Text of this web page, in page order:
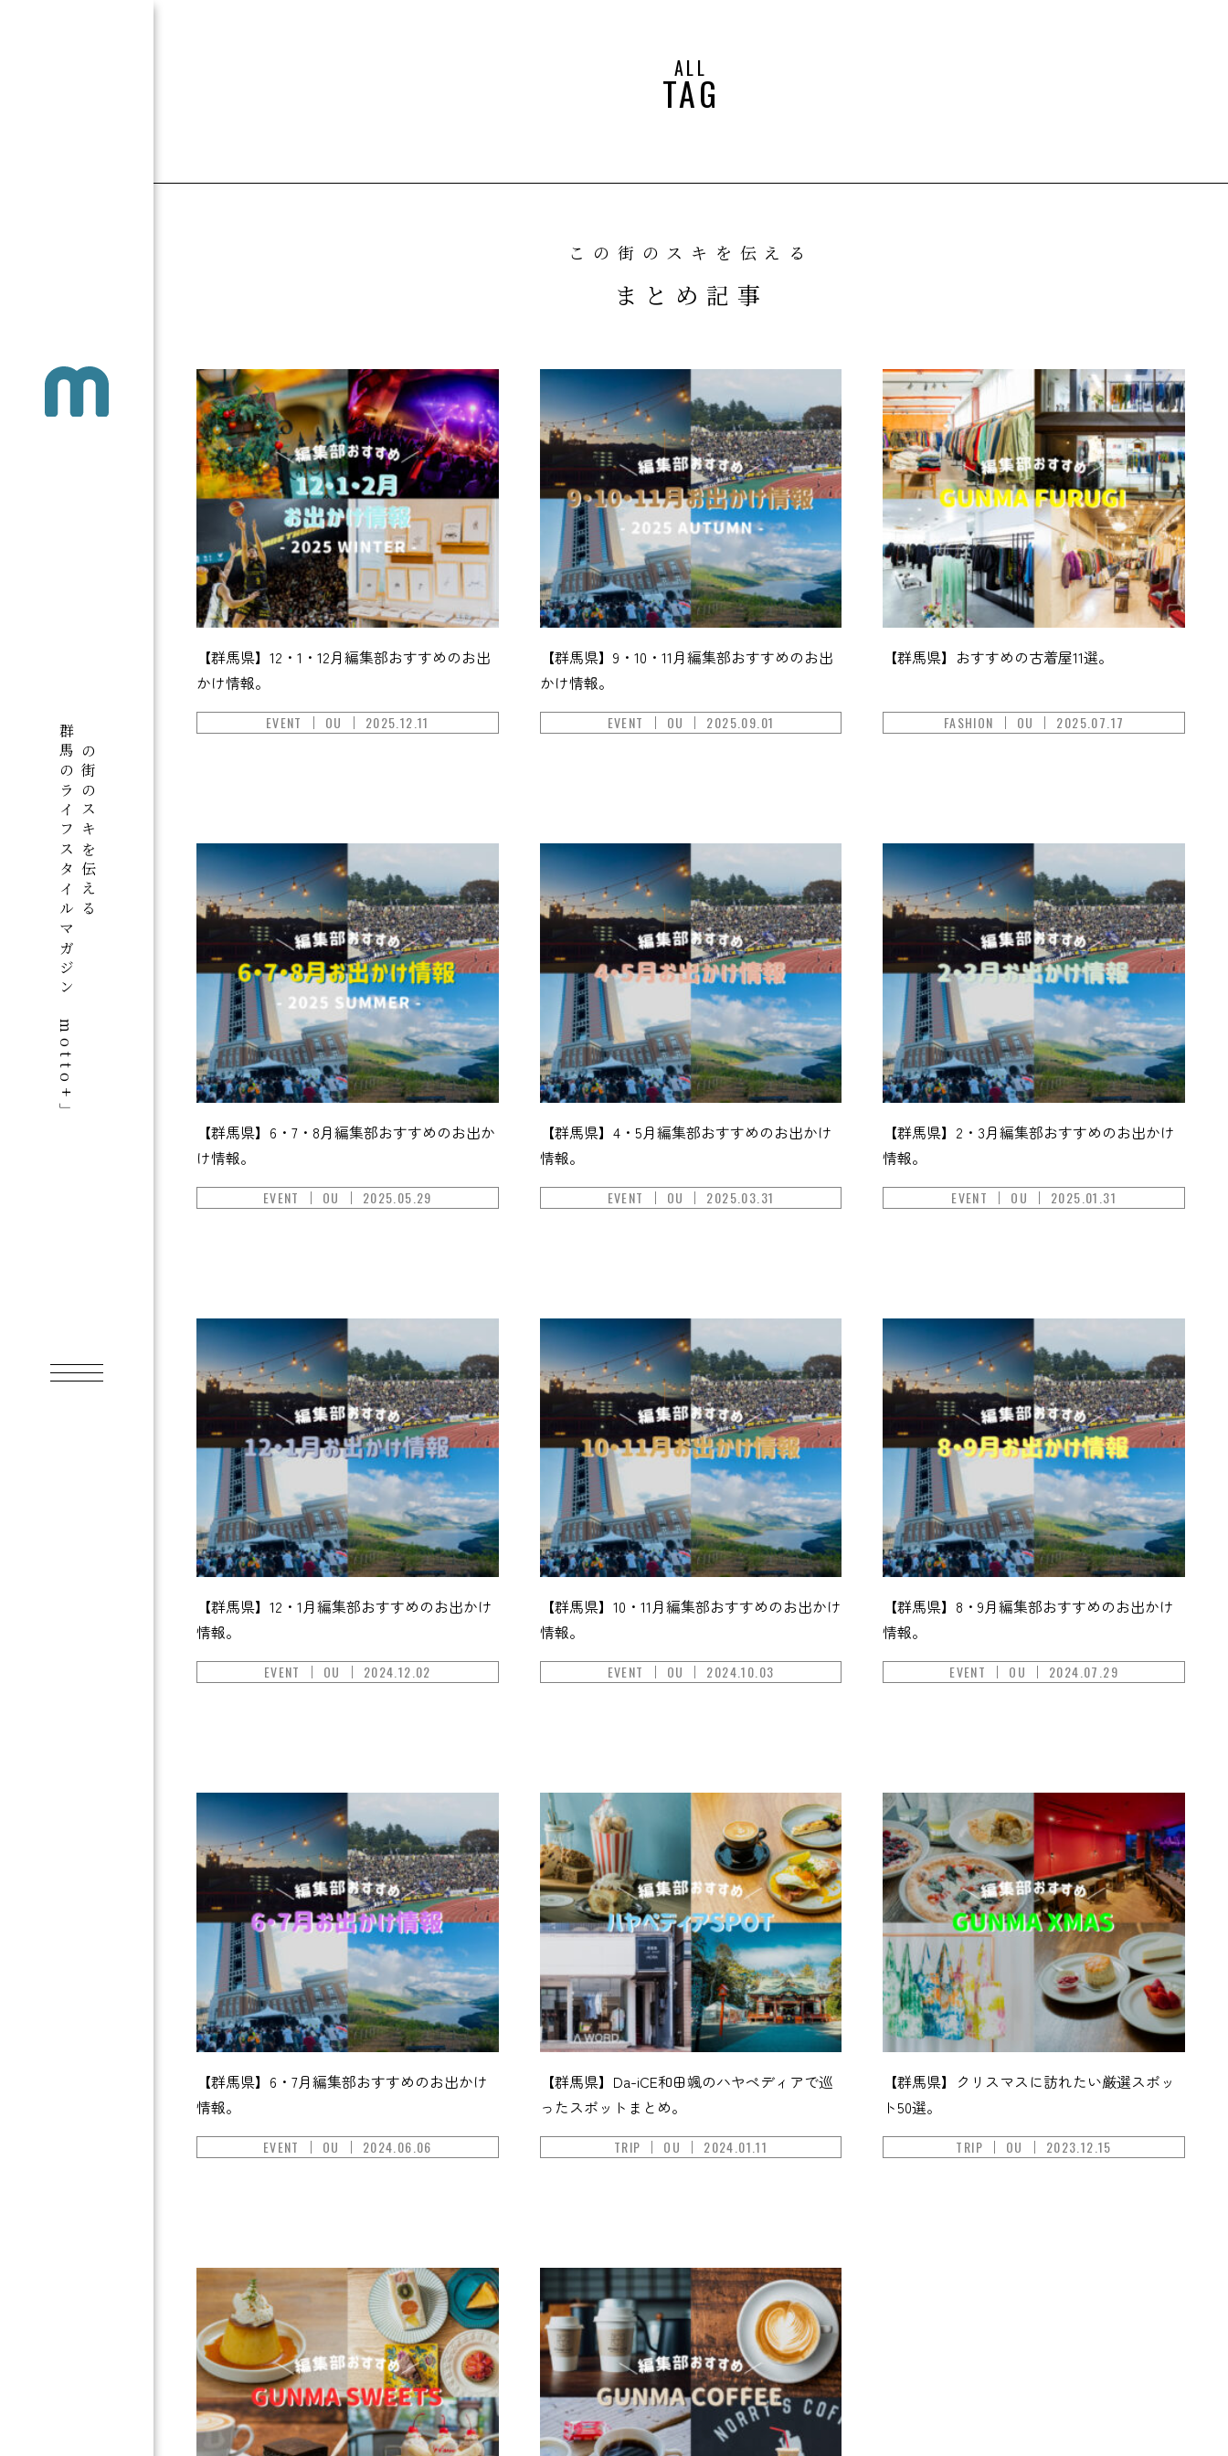
この街のスキを伝える
群馬のライフスタイルマガジン「motto+」
ALL
TAG
この街のスキを伝える
まとめ記事
【群馬県】12・1・12月編集部おすすめのお出
かけ情報。
EVENT OU 2025.12.11
【群馬県】9・10・11月編集部おすすめのお出
かけ情報。
EVENT OU 2025.09.01
【群馬県】おすすめの古着屋11選。
FASHION OU 2025.07.17
【群馬県】6・7・8月編集部おすすめのお出か
け情報。
EVENT OU 2025.05.29
【群馬県】4・5月編集部おすすめのお出かけ
情報。
EVENT OU 2025.03.31
【群馬県】2・3月編集部おすすめのお出かけ
情報。
EVENT OU 2025.01.31
【群馬県】12・1月編集部おすすめのお出かけ
情報。
EVENT OU 2024.12.02
【群馬県】10・11月編集部おすすめのお出かけ
情報。
EVENT OU 2024.10.03
【群馬県】8・9月編集部おすすめのお出かけ
情報。
EVENT OU 2024.07.29
【群馬県】6・7月編集部おすすめのお出かけ
情報。
EVENT OU 2024.06.06
【群馬県】Da-iCE和田颯のハヤペディアで巡
ったスポットまとめ。
TRIP OU 2024.01.11
【群馬県】クリスマスに訪れたい厳選スポッ
ト50選。
TRIP OU 2023.12.15